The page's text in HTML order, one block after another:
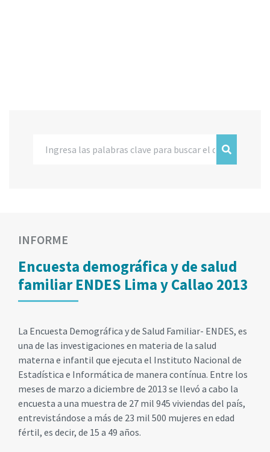
INFORME
Encuesta demográfica y de salud
familiar ENDES Lima y Callao 2013
La Encuesta Demográfica y de Salud Familiar- ENDES, es
una de las investigaciones en materia de la salud
materna e infantil que ejecuta el Instituto Nacional de
Estadística e Informática de manera contínua. Entre los
meses de marzo a diciembre de 2013 se llevó a cabo la
encuesta a una muestra de 27 mil 945 viviendas del país,
entrevistándose a más de 23 mil 500 mujeres en edad
fértil, es decir, de 15 a 49 años.